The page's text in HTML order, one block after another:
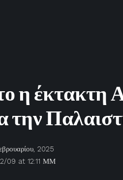
η έκτακτη
την
09 at 12:11 ΜΜ
2025